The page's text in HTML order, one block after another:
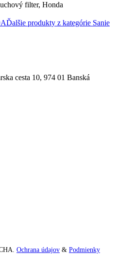
filter, Honda
Ďalšie produkty z kategórie Sanie
cesta 10, 974 01 Banská
Ochrana údajov & Podmienky